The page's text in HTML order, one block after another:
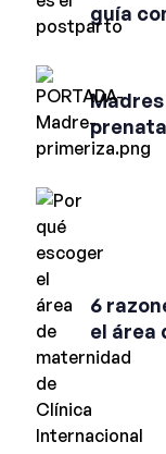
guía
y su
6
el área
Clínica